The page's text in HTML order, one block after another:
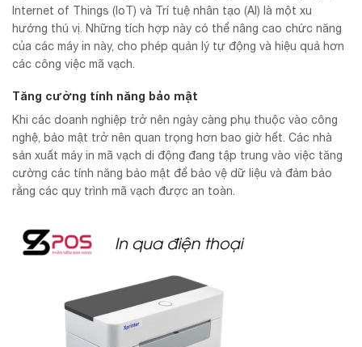
Internet of Things (IoT) và Trí tuệ nhân tạo (AI) là một xu
hướng thú vị. Những tích hợp này có thể nâng cao chức năng
của các máy in này, cho phép quản lý tự động và hiệu quả hơn
các công việc mã vạch.
Tăng cường tính năng bảo mật
Khi các doanh nghiệp trở nên ngày càng phụ thuộc vào công
nghệ, bảo mật trở nên quan trọng hơn bao giờ hết. Các nhà
sản xuất máy in mã vạch di động đang tập trung vào việc tăng
cường các tính năng bảo mật để bảo vệ dữ liệu và đảm bảo
rằng các quy trình mã vạch được an toàn.